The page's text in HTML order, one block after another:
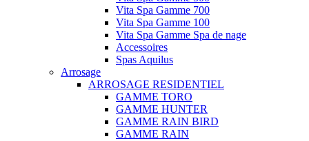
Vita Spa Gamme 700
Vita Spa Gamme 100
Vita Spa Gamme Spa de nage
Accessoires
Spas Aquilus
Arrosage
ARROSAGE RESIDENTIEL
GAMME TORO
GAMME HUNTER
GAMME RAIN BIRD
GAMME RAIN